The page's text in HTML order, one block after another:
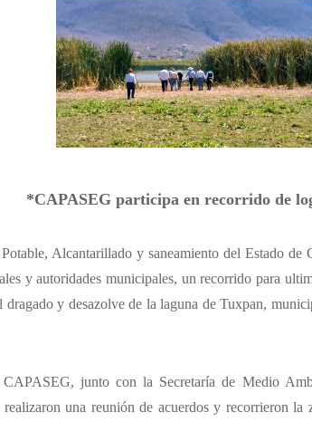
*CAPASEG participa en recorrido de
Alcantarillado y saneamiento del Estado
y autoridades municipales, un recorrido para
dragado y desazolve de la laguna de Tuxpan,
junto con la Secretaría de Medio
una reunión de acuerdos y recorrieron la